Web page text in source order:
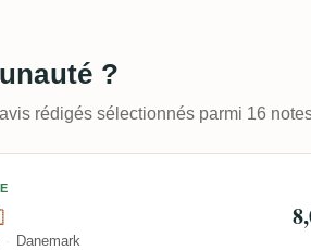
?
rédigés sélectionnés parmi 16
🇩🇰
Danemark